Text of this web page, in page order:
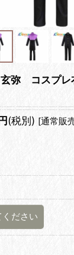
弥 コスプレ
(税別) [通常販
ください